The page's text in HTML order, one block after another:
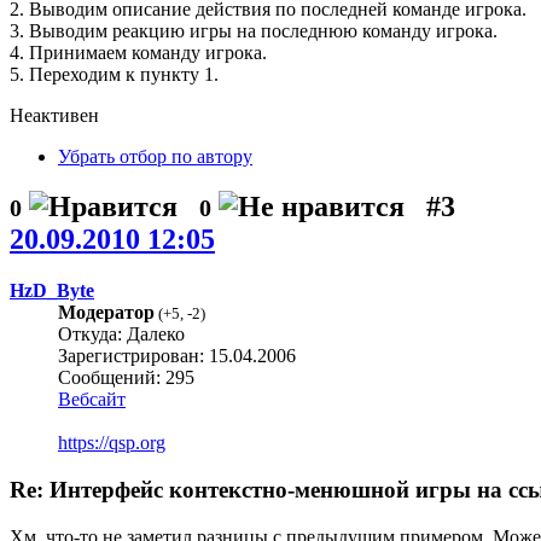
2. Выводим описание действия по последней команде игрока.
3. Выводим реакцию игры на последнюю команду игрока.
4. Принимаем команду игрока.
5. Переходим к пункту 1.
Неактивен
Убрать отбор по автору
0 0
#3
20.09.2010 12:05
HzD_Byte
Модератор (+5, -2)
Откуда: Далеко
Зарегистрирован: 15.04.2006
Сообщений: 295
Вебсайт
https://qsp.org
Re: Интерфейс контекстно-менюшной игры на
Хм, что-то не заметил разницы с предыдущим примером.